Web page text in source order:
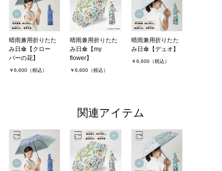
晴雨兼用折りたた
み日傘【クロー
バーの花】
￥6,600（税込）
晴雨兼用折りたた
み日傘【my
flower】
￥6,600（税込）
晴雨兼用折りたた
み日傘【デュオ】
￥6,600（税込）
関連アイテム